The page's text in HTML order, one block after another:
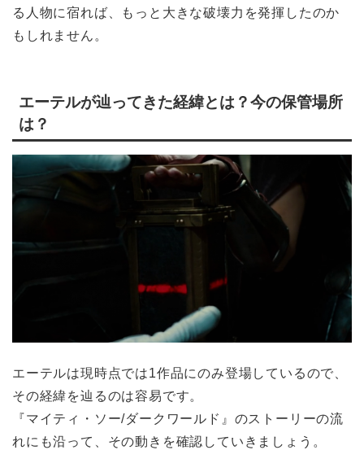
る人物に宿れば、もっと大きな破壊力を発揮したのか
もしれません。
エーテルが辿ってきた経緯とは？今の保管場所
は？
エーテルは現時点では1作品にのみ登場しているので、
その経緯を辿るのは容易です。
『マイティ・ソー/ダークワールド』のストーリーの流
れにも沿って、その動きを確認していきましょう。